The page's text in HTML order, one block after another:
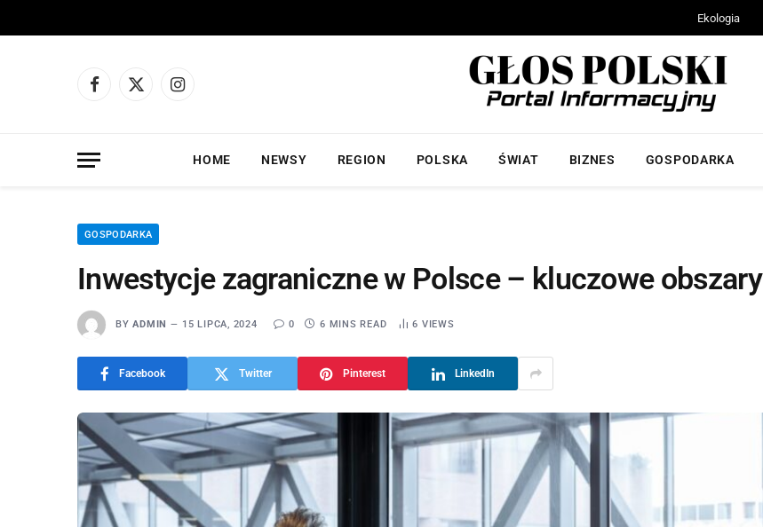
Ekologia
Facebook
X
Instagram
HOME NEWSY REGION POLSKA ŚWIAT BIZNES GOSPODARKA
GOSPODARKA
Inwestycje zagraniczne w Polsce – kluczowe obszary
BY ADMIN 15 LIPCA, 2024 0 6 MINS READ 6 VIEWS
Facebook Twitter Pinterest LinkedIn